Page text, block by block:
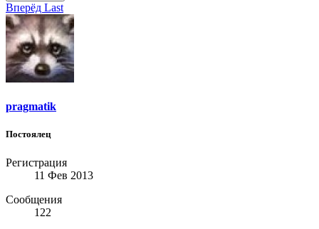
Вперёд Last
pragmatik
Постоялец
Регистрация
11 Фев 2013
Сообщения
122